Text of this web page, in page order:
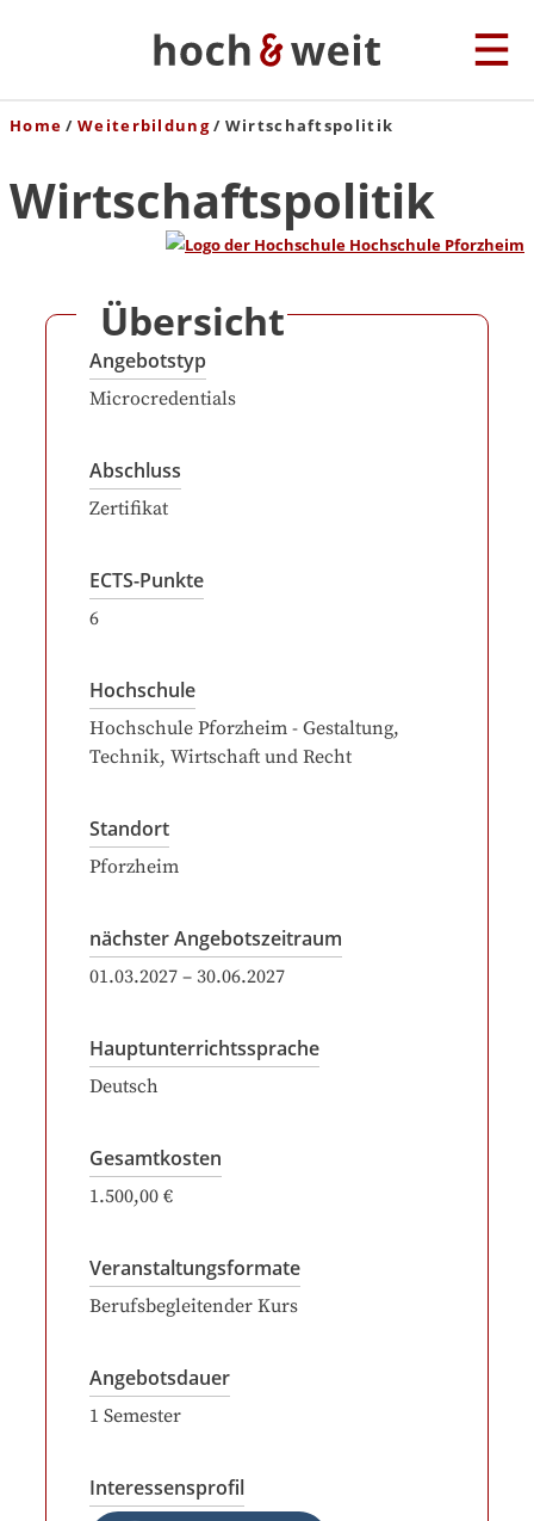
Home Weiterbildung Wirtschaftspolitik
Wirtschaftspolitik
Übersicht
Angebotstyp
Microcredentials
Abschluss
Zertifikat
ECTS-Punkte
6
Hochschule
Hochschule Pforzheim - Gestaltung,
Technik, Wirtschaft und Recht
Standort
Pforzheim
nächster Angebotszeitraum
01.03.2027 – 30.06.2027
Hauptunterrichtssprache
Deutsch
Gesamtkosten
1.500,00 €
Veranstaltungsformate
Berufsbegleitender Kurs
Angebotsdauer
1 Semester
Interessensprofil